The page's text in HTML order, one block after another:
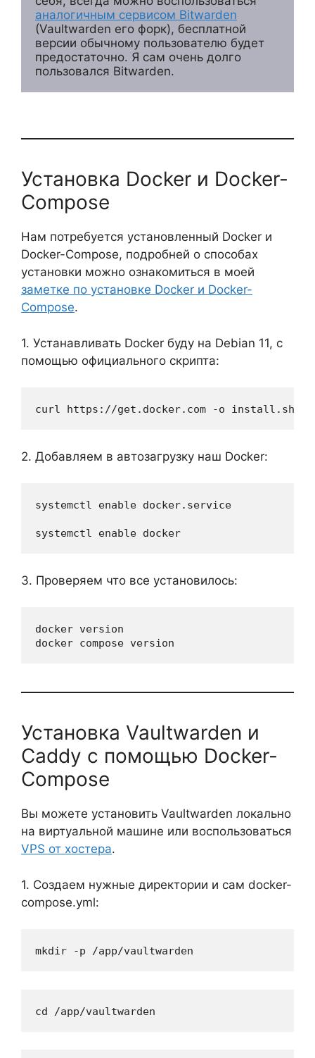
аналогичным сервисом Bitwarden
(Vaultwarden его форк), бесплатной
версии обычному пользователю будет
предостаточно. Я сам очень долго
пользовался Bitwarden.
Установка Docker и Docker-
Compose
Нам потребуется установленный Docker и
Docker-Compose, подробней о способах
установки можно ознакомиться в моей
заметке по установке Docker и Docker-
Compose.
1. Устанавливать Docker буду на Debian 11, с
помощью официального скрипта:
curl https://get.docker.com -o install.sh
2. Добавляем в автозагрузку наш Docker:
systemctl enable docker.service
systemctl enable docker
3. Проверяем что все установилось:
docker version
docker compose version
Установка Vaultwarden и
Caddy с помощью Docker-
Compose
Вы можете установить Vaultwarden локально
на виртуальной машине или воспользоваться
VPS от хостера.
1. Создаем нужные директории и сам docker-
compose.yml:
mkdir -p /app/vaultwarden
cd /app/vaultwarden